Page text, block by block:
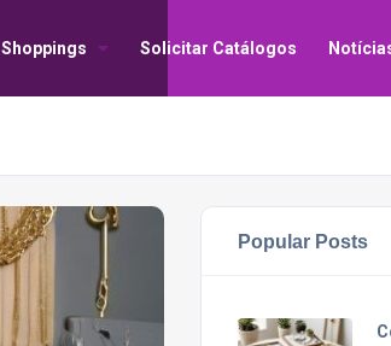
Shoppings Solicitar Catálogos
Popular Posts